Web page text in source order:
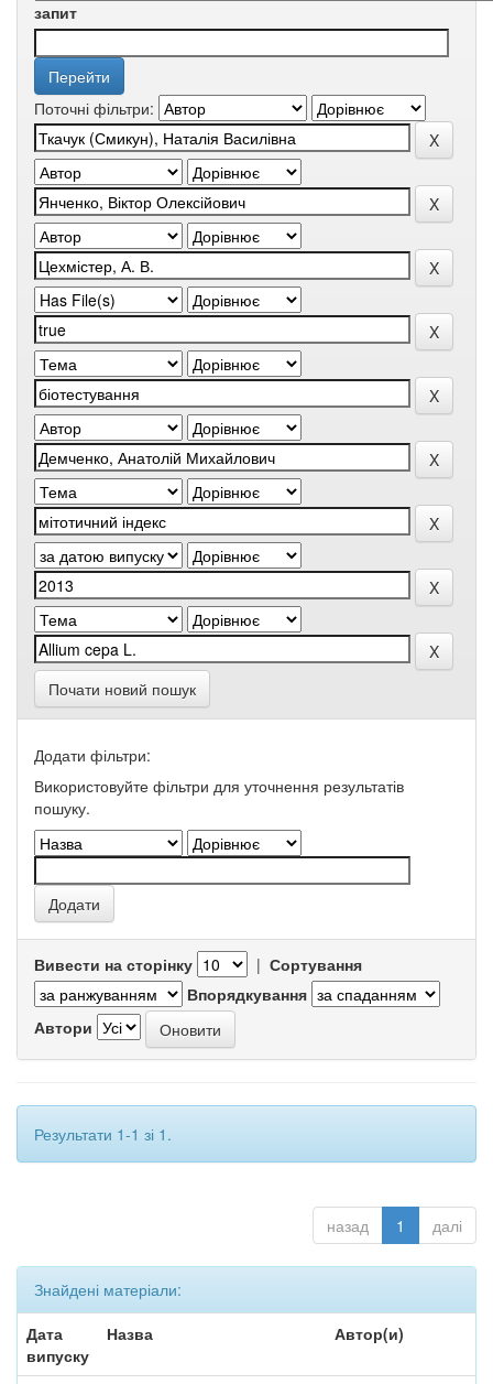
запит
Поточні фільтри:
Почати новий пошук
Додати фільтри:
Використовуйте фільтри для уточнення результатів
пошуку.
Вивести на сторінку | Сортування
Впорядкування
Автори
Результати 1-1 зі 1.
назад 1 далі
Знайдені матеріали:
Дата
випуску
Назва Автор(и)